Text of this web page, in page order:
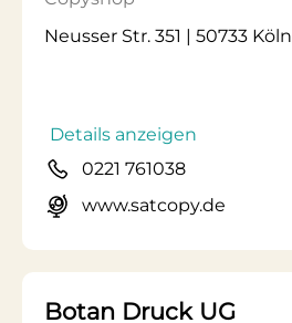
Neusser Str. 351 | 50733 Köln
Details anzeigen
0221 761038
www.satcopy.de
Botan Druck UG